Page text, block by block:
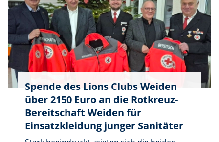
gesamte Erlös kommt dem „Magischen
Projekt e.V.“, sowie weiteren sozialen
Projekten in der Region Weiden-Neustadt
zugute.
Spende des Lions Clubs Weiden
über 2150 Euro an die Rotkreuz-
Bereitschaft Weiden für
Einsatzkleidung junger Sanitäter